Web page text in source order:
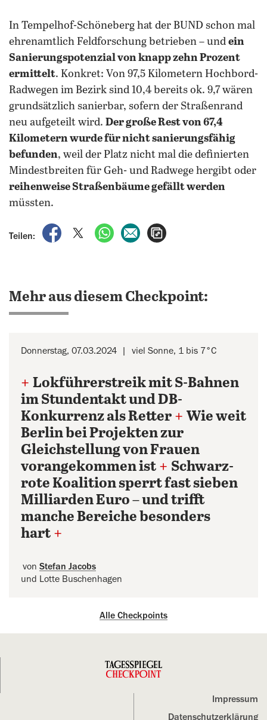
In Tempelhof-Schöneberg hat der BUND schon mal
ehrenamtlich Feldforschung betrieben – und ein
Sanierungspotenzial von knapp zehn Prozent
ermittelt. Konkret: Von 97,5 Kilometern Hochbord-
Radwegen im Bezirk sind 10,4 bereits ok. 9,7 wären
grundsätzlich sanierbar, sofern der Straßenrand
neu aufgeteilt wird. Der große Rest von 67,4
Kilometern wurde für nicht sanierungsfähig
befunden, weil der Platz nicht mal die definierten
Mindestbreiten für Geh- und Radwege hergibt oder
reihenweise Straßenbäume gefällt werden
müssten.
Teilen:
auf Facebook teilen
auf X teilenper WhatsApp teilen
per E-Mail teilen
Mehr aus diesem Checkpoint:
Donnerstag, 07.03.2024 viel Sonne, 1 bis 7°C
+ Lokführerstreik mit S-Bahnen
im Stundentakt und DB-
Konkurrenz als Retter + Wie weit
Berlin bei Projekten zur
Gleichstellung von Frauen
vorangekommen ist + Schwarz-
rote Koalition sperrt fast sieben
Milliarden Euro – und trifft
manche Bereiche besonders
hart +
von Stefan Jacobs
und Lotte Buschenhagen
Alle Checkpoints
Impressum
Datenschutz­erklärung